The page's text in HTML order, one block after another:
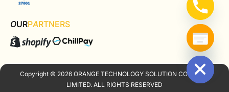
OURPARTNERS
Copyright © 2026 ORANGE TECHNOLOGY SOLUTION COMPANY
LIMITED. ALL RIGHTS RESERVED
Hide chaty